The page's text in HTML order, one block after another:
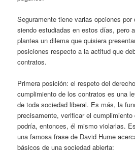
Seguramente tiene varias opciones por
siendo estudiadas en estos días, pero
plantea un dilema que quisiera
posiciones respecto a la actitud que
contratos.
Primera posición: el respeto del
cumplimiento de los contratos es una
de toda sociedad liberal. Es más, la
precisamente, verificar el
podría, entonces, él mismo violarlas.
una famosa frase de David Hume
básicos de una sociedad abierta: